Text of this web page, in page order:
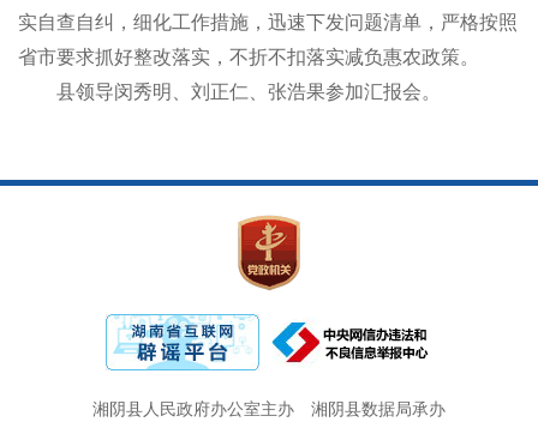
实自查自纠，细化工作措施，迅速下发问题清单，严格按照
省市要求抓好整改落实，不折不扣落实减负惠农政策。
县领导闵秀明、刘正仁、张浩果参加汇报会。
湘阴县人民政府办公室主办
湘阴县数据局承办